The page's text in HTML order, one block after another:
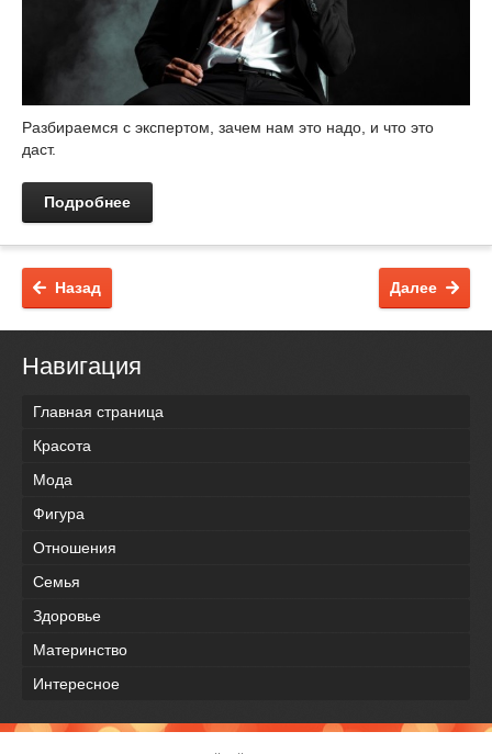
Разбираемся с экспертом, зачем нам это надо, и что это
даст.
Подробнее
Далее
Назад
Навигация
Главная страница
Красота
Мода
Фигура
Отношения
Семья
Здоровье
Материнство
Интересное